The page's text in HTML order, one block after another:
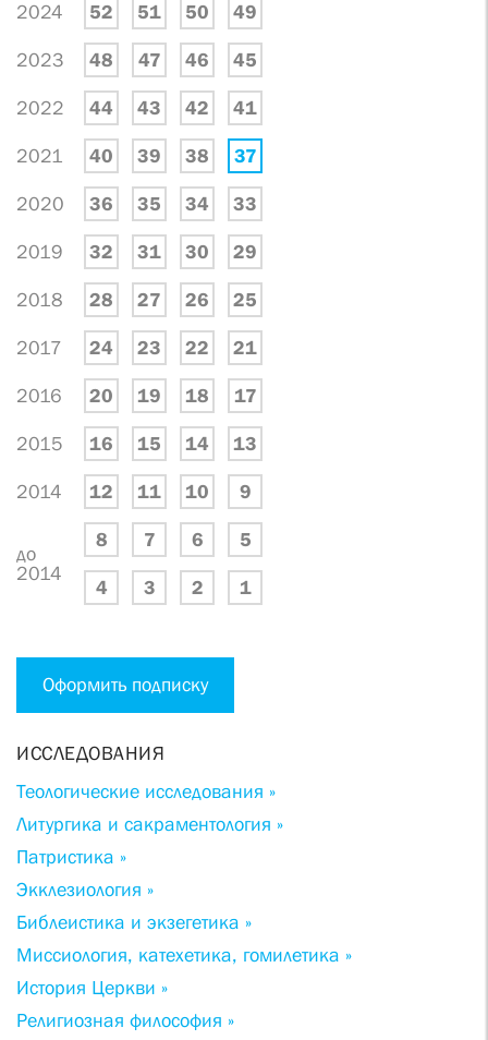
2024 52 51 50 49
2023 48 47 46 45
2022 44 43 42 41
2021 40 39 38 37
2020 36 35 34 33
2019 32 31 30 29
2018 28 27 26 25
2017 24 23 22 21
2016 20 19 18 17
2015 16 15 14 13
2014 12 11 10 9
до
2014
8 7 6 5
4 3 2 1
Оформить подписку
ИССЛЕДОВАНИЯ
Теологические исследования »
Литургика и сакраментология »
Патристика »
Экклезиология »
Библеистика и экзегетика »
Миссиология, катехетика, гомилетика »
История Церкви »
Религиозная философия »